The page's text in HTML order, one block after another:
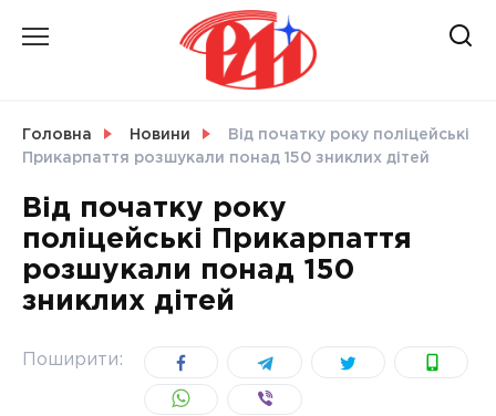
УКРАЇНА
Головна Новини
Від початку року поліцейські
Прикарпаття розшукали понад 150 зниклих дітей
Від початку року
поліцейські Прикарпаття
розшукали понад 150
зниклих дітей
Поширити: